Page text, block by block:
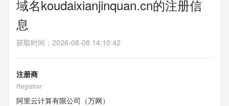
域名koudaixianjinquan.cn的注册信
息
获取时间 ： 2026-08-08 14:10:42
注册商
Registrar
阿里云计算有限公司（万网）